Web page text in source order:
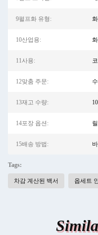
9펄프화 유형:
10산업용:
11사용:
12맞춤 주문:
13재고 수량:
14포장 옵션:
15배송 방법:
Tags:
차감 계산된 백서 옵세트